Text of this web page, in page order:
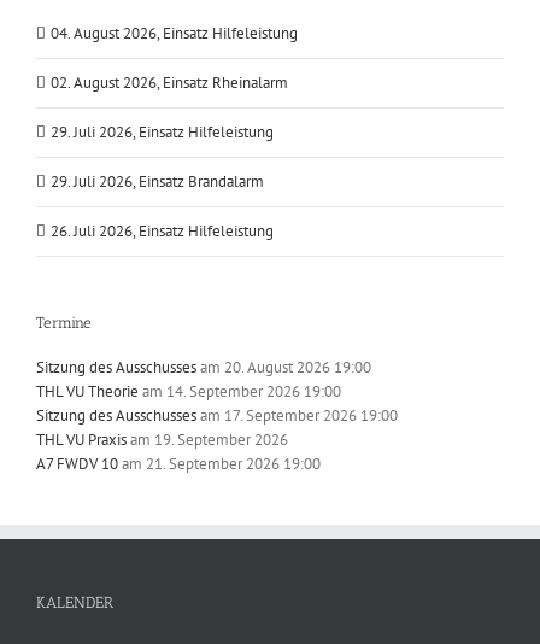
04. August 2026, Einsatz Hilfeleistung
02. August 2026, Einsatz Rheinalarm
29. Juli 2026, Einsatz Hilfeleistung
29. Juli 2026, Einsatz Brandalarm
26. Juli 2026, Einsatz Hilfeleistung
Termine
Sitzung des Ausschussesam 20. August 2026 19:00
THL VU Theorie am 14. September 2026 19:00
Sitzung des Ausschussesam 17. September 2026 19:00
THL VU Praxisam 19. September 2026
A7 FWDV 10am 21. September 2026 19:00
KALENDER